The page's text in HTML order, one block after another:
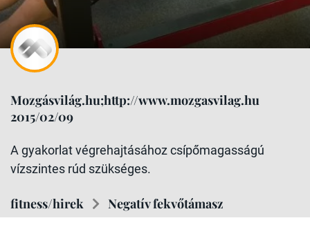
Mozgásvilág.hu;http://www.mozgasvilag.hu
2015/02/09
A gyakorlat végrehajtásához csípőmagasságú
vízszintes rúd szükséges.
fitness/hirek Negatív fekvőtámasz